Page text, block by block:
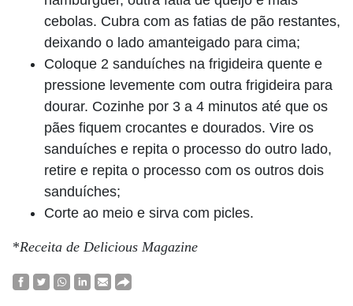
cebolas. Cubra com as fatias de pão restantes,
deixando o lado amanteigado para cima;
Coloque 2 sanduíches na frigideira quente e
pressione levemente com outra frigideira para
dourar. Cozinhe por 3 a 4 minutos até que os
pães fiquem crocantes e dourados. Vire os
sanduíches e repita o processo do outro lado,
retire e repita o processo com os outros dois
sanduíches;
Corte ao meio e sirva com picles.
*Receita de Delicious Magazine